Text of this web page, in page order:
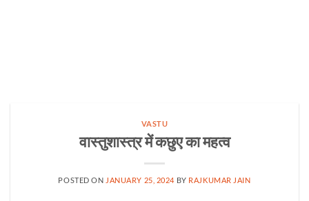
VASTU
वास्तुशास्त्र में कछुए का महत्व
POSTED ON JANUARY 25, 2024 BY RAJKUMAR JAIN